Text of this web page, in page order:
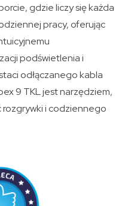
gdzie liczy się każda
pracy, oferując
podświetlenia i
odłączanego kabla
9 TKL jest narzędziem,
i codziennego